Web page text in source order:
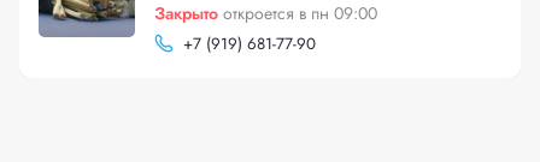
Закрыто откроется в пн 09:00
+7 (919) 681-77-90